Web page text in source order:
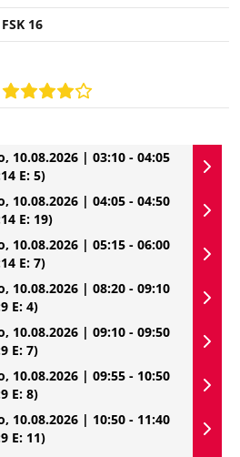
FSK 16
10.08.2026 | 03:10 - 04:05
E: 5)
10.08.2026 | 04:05 - 04:50
E: 19)
10.08.2026 | 05:15 - 06:00
E: 7)
10.08.2026 | 08:20 - 09:10
E: 4)
10.08.2026 | 09:10 - 09:50
E: 7)
10.08.2026 | 09:55 - 10:50
E: 8)
10.08.2026 | 10:50 - 11:40
E: 11)